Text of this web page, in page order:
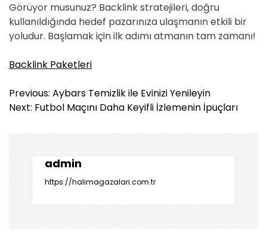
Görüyor musunuz? Backlink stratejileri, doğru
kullanıldığında hedef pazarınıza ulaşmanın etkili bir
yoludur. Başlamak için ilk adımı atmanın tam zamanı!
Backlink Paketleri
Y
a
ı
g
e
z
i
n
m
Previous: Aybars Temizlik ile Evinizi Yenileyin
Next: Futbol Maçını Daha Keyifli İzlemenin İpuçları
admin
https://halimagazalari.com.tr